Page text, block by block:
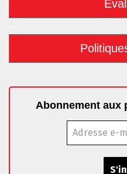
Abonnement aux